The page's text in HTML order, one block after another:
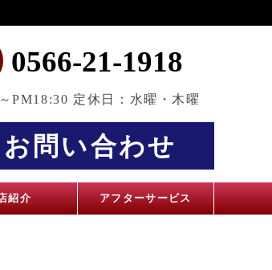
0566-21-1918
PM18:30 定休日：水曜・木曜
お問い合わせ
紹介 アフターサービス